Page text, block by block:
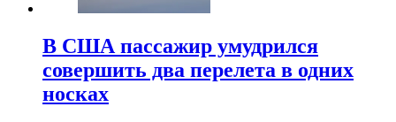
В США пассажир умудрился
совершить два перелета в одних
носках